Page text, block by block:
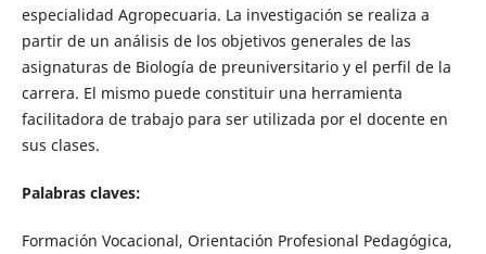
especialidad Agropecuaria. La investigación se realiza a
partir de un análisis de los objetivos generales de las
asignaturas de Biología de preuniversitario y el perfil de la
carrera. El mismo puede constituir una herramienta
facilitadora de trabajo para ser utilizada por el docente en
sus clases.
Palabras claves:
Formación Vocacional, Orientación Profesional Pedagógica,